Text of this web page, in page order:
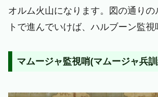
オルム火山になります。図の通りの
トで進んでいけば、ハルブーン監視
マムージャ監視哨(マムージャ兵